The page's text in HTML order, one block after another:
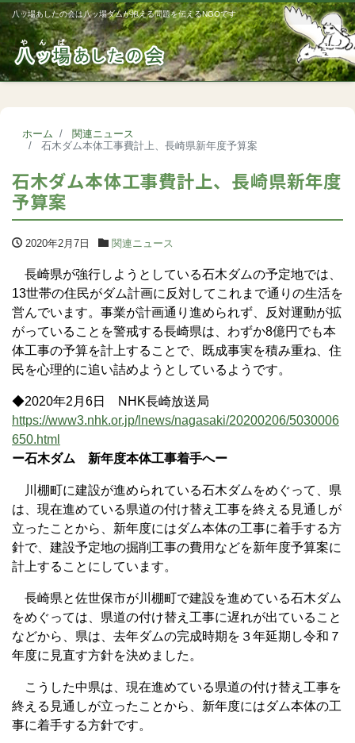
八ッ場あしたの会は八ッ場ダムが抱える問題を伝えるNGOです
ホーム
関連ニュース
石木ダム本体工事費計上、長崎県新年度予算案
石木ダム本体工事費計上、長崎県新年度
予算案
2020年2月7日 関連ニュース
長崎県が強行しようとしている石木ダムの予定地では、
13世帯の住民がダム計画に反対してこれまで通りの生活を
営んでいます。事業が計画通り進められず、反対運動が拡
がっていることを警戒する長崎県は、わずか8億円でも本
体工事の予算を計上することで、既成事実を積み重ね、住
民を心理的に追い詰めようとしているようです。
◆2020年2月6日 NHK長崎放送局
https://www3.nhk.or.jp/lnews/nagasaki/20200206/5030006
650.html
ー石木ダム 新年度本体工事着手へー
川棚町に建設が進められている石木ダムをめぐって、県
は、現在進めている県道の付け替え工事を終える見通しが
立ったことから、新年度にはダム本体の工事に着手する方
針で、建設予定地の掘削工事の費用などを新年度予算案に
計上することにしています。
長崎県と佐世保市が川棚町で建設を進めている石木ダム
をめぐっては、県道の付け替え工事に遅れが出ていること
などから、県は、去年ダムの完成時期を３年延期し令和７
年度に見直す方針を決めました。
こうした中県は、現在進めている県道の付け替え工事を
終える見通しが立ったことから、新年度にはダム本体の工
事に着手する方針です。